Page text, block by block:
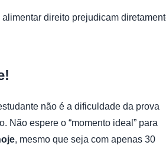
alimentar direito prejudicam
não é a dificuldade da prova
Não espere o “momento ideal” para
, mesmo que seja com apenas 30